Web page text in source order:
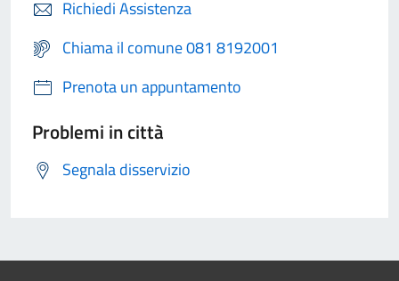
Richiedi Assistenza
Chiama il comune 081 8192001
Prenota un appuntamento
Problemi in città
Segnala disservizio